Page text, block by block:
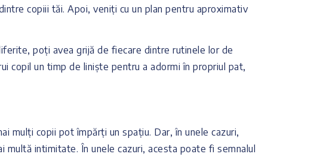
copiii tăi. Apoi, veniți cu un plan pentru aproximativ
poți avea grijă de fiecare dintre rutinele lor de
copil un timp de liniște pentru a adormi în propriul pat,
mulți copii pot împărți un spațiu. Dar, în unele cazuri,
intimitate. În unele cazuri, acesta poate fi semnalul